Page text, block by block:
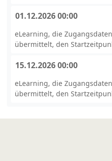
01.12.2026 00:00
eLearning, die
übermittelt, den
15.12.2026 00:00
eLearning, die
übermittelt, den